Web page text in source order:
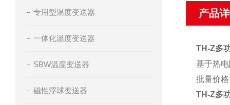
专用型温度变送器
一体化温度变送器
SBW温度变送器
磁性浮球变送器
产品
TH-Z多
基于热
批量价
TH-Z多